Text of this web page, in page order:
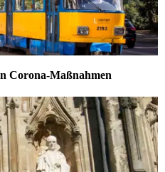
Corona-Maßnahmen